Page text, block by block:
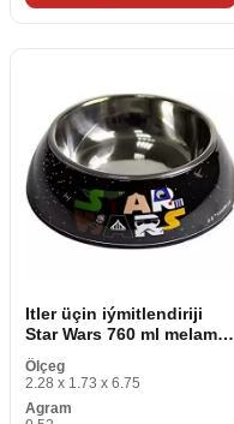
Itler üçin iýmitlendiriji
Star Wars 760 ml melamin
Köp reňkli metal
Ölçeg
2.28 x 1.73 x 6.75
Agram